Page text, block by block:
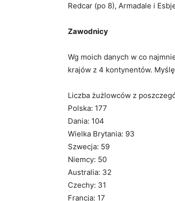
Redcar (po 8), Armadale i
Zawodnicy
Wg moich danych w co
krajów z 4 kontynentów.
Liczba żużlowców z
Polska: 177
Dania: 104
Wielka Brytania: 93
Szwecja: 59
Niemcy: 50
Australia: 32
Czechy: 31
Francja: 17